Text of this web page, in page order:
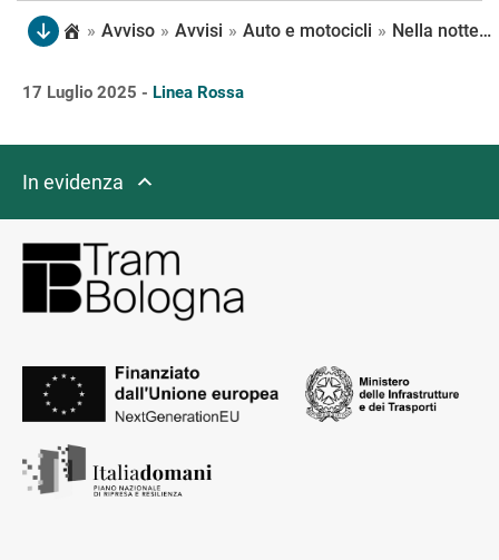
» Avviso » Avvisi » Auto e motocicli » Nella notte tra il 24 e il 25 luglio chiude la corsia in direzione periferia di via Emilia Ponente nella porzione compresa tra via Battindarno e via del Giacinto, per il trasporto e la posa delle rotaie. Obbligo di svolta a sinistra in Battindarno per i veicoli in uscita dal centro, ad eccezione dei residenti e degli accedenti ai passi carrai che possono proseguire diritto regolati da movieri
17 Luglio 2025 - Linea Rossa
In evidenza